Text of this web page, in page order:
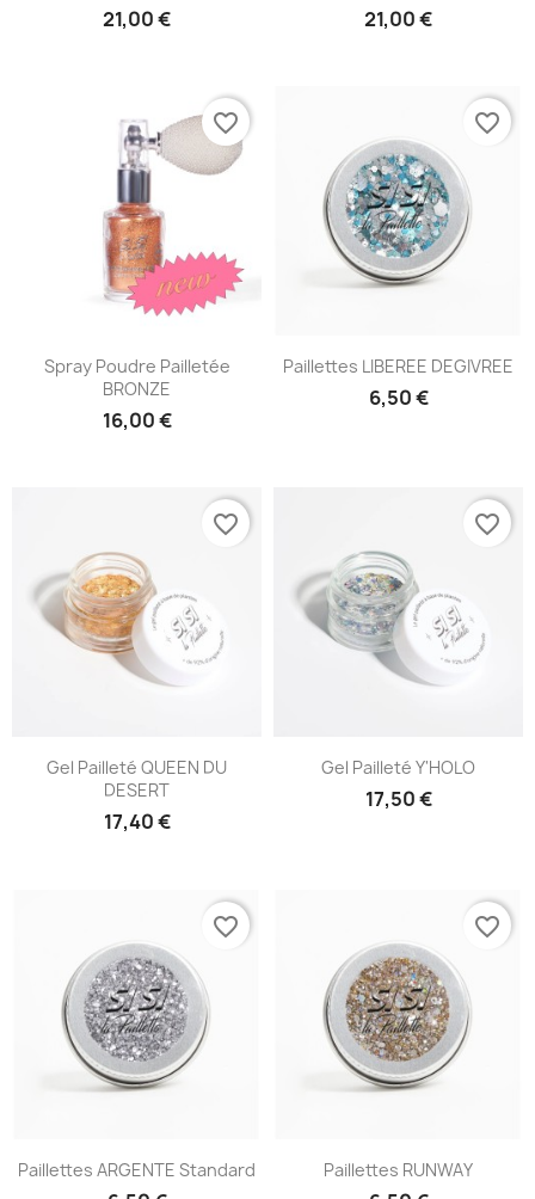
21,00 € 21,00 €
Spray Poudre Pailletée
BRONZE
16,00 €
favorite_border
Paillettes LIBEREE DEGIVREE
6,50 €
favorite_border
Gel Pailleté QUEEN DU
DESERT
17,40 €
favorite_border
Gel Pailleté Y'HOLO
17,50 €
favorite_border
Paillettes ARGENTE Standard
favorite_border
Paillettes RUNWAY
favorite_border